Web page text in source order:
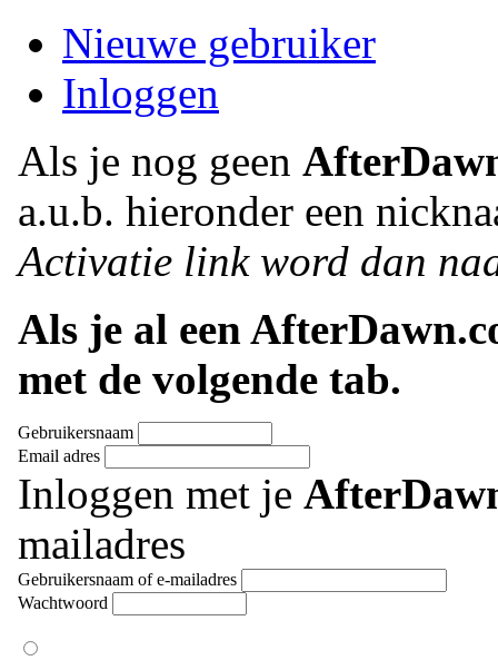
Nieuwe gebruiker
Inloggen
Als je nog geen
a.u.b. hieronder een
Activatie link word dan
Als je al een
met de volgende tab.
Gebruikersnaam
Email adres
Inloggen met je
mailadres
Gebruikersnaam of e-mailadres
Wachtwoord